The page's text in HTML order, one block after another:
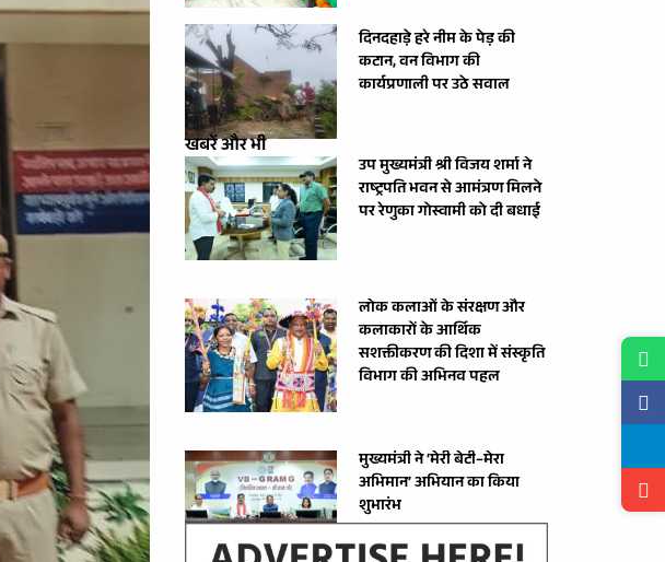
दिनदहाड़े हरे नीम के पेड़ की
कटान, वन विभाग की
कार्यप्रणाली पर उठे सवाल
खबरें और भी
उप मुख्यमंत्री श्री विजय शर्मा ने
राष्ट्रपति भवन से आमंत्रण मिलने
पर रेणुका गोस्वामी को दी बधाई
लोक कलाओं के संरक्षण और
कलाकारों के आर्थिक
सशक्तीकरण की दिशा में संस्कृति
विभाग की अभिनव पहल
मुख्यमंत्री ने ‘मेरी बेटी–मेरा
अभिमान’ अभियान का किया
शुभारंभ